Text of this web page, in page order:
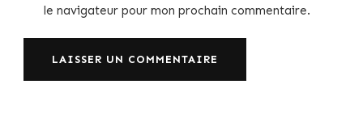
le navigateur pour mon prochain commentaire.